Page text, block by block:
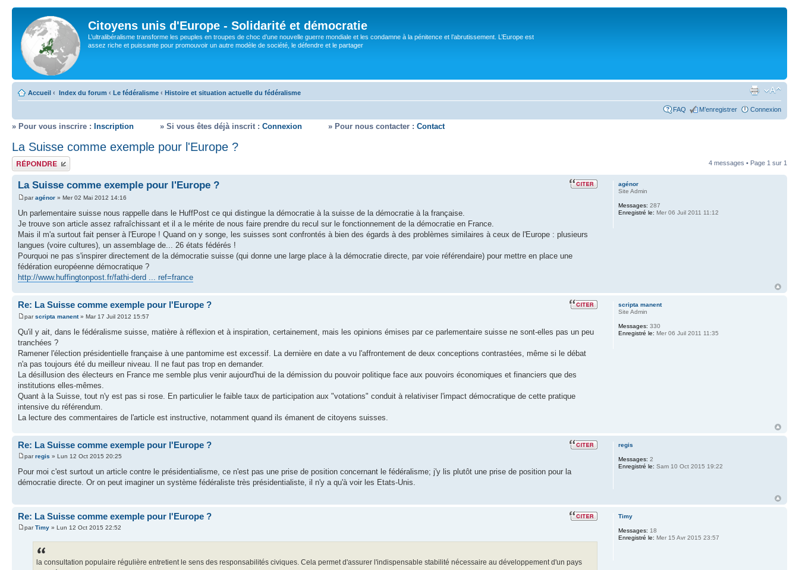
Citoyens unis d'Europe - Solidarité et démocratie
L’ultralibéralisme transforme les peuples en troupes de choc d’une nouvelle guerre mondiale et les condamne à la pénitence et l’abrutissement. L’Europe est
assez riche et puissante pour promouvoir un autre modèle de société, le défendre et le partager
Accueil ‹ Index du forum ‹ Le fédéralisme ‹ Histoire et situation actuelle du fédéralisme
FAQ M’enregistrer Connexion
» Pour vous inscrire : Inscription » Si vous êtes déjà inscrit : Connexion » Pour nous contacter : Contact
La Suisse comme exemple pour l'Europe ?
Répondre 4 messages • Page 1 sur 1
La Suisse comme exemple pour l'Europe ?
paragénor » Mer 02 Mai 2012 14:16
Un parlementaire suisse nous rappelle dans le HuffPost ce qui distingue la démocratie à la suisse de la démocratie à la française.
Je trouve son article assez rafraîchissant et il a le mérite de nous faire prendre du recul sur le fonctionnement de la démocratie en France.
Mais il m'a surtout fait penser à l'Europe ! Quand on y songe, les suisses sont confrontés à bien des égards à des problèmes similaires à ceux de l'Europe : plusieurs
langues (voire cultures), un assemblage de... 26 états fédérés !
Pourquoi ne pas s'inspirer directement de la démocratie suisse (qui donne une large place à la démocratie directe, par voie référendaire) pour mettre en place une
fédération européenne démocratique ?
http://www.huffingtonpost.fr/fathi-derd ... ref=france
agénor
Site Admin
Messages: 287
Enregistré le: Mer 06 Juil 2011 11:12
Re: La Suisse comme exemple pour l'Europe ?
parscripta manent» Mar 17 Juil 2012 15:57
Qu'il y ait, dans le fédéralisme suisse, matière à réflexion et à inspiration, certainement, mais les opinions émises par ce parlementaire suisse ne sont-elles pas un peu
tranchées ?
Ramener l'élection présidentielle française à une pantomime est excessif. La dernière en date a vu l'affrontement de deux conceptions contrastées, même si le débat
n'a pas toujours été du meilleur niveau. Il ne faut pas trop en demander.
La désillusion des électeurs en France me semble plus venir aujourd'hui de la démission du pouvoir politique face aux pouvoirs économiques et financiers que des
institutions elles-mêmes.
Quant à la Suisse, tout n'y est pas si rose. En particulier le faible taux de participation aux "votations" conduit à relativiser l'impact démocratique de cette pratique
intensive du référendum.
La lecture des commentaires de l'article est instructive, notamment quand ils émanent de citoyens suisses.
scripta manent
Site Admin
Messages: 330
Enregistré le: Mer 06 Juil 2011 11:35
Re: La Suisse comme exemple pour l'Europe ?
parregis » Lun 12 Oct 2015 20:25
Pour moi c'est surtout un article contre le présidentialisme, ce n'est pas une prise de position concernant le fédéralisme; j'y lis plutôt une prise de position pour la
démocratie directe. Or on peut imaginer un système fédéraliste très présidentialiste, il n'y a qu'à voir les Etats-Unis.
regis
Messages: 2
Enregistré le: Sam 10 Oct 2015 19:22
Re: La Suisse comme exemple pour l'Europe ?
parTimy » Lun 12 Oct 2015 22:52
la consultation populaire régulière entretient le sens des responsabilités civiques. Cela permet d'assurer l'indispensable stabilité nécessaire au développement d'un pays
Timy
Messages: 18
Enregistré le: Mer 15 Avr 2015 23:57